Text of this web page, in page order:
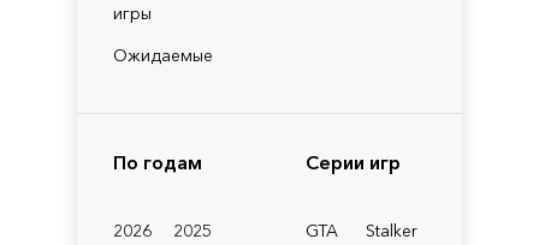
игры
Ожидаемые
По годам
2026
2025
Серии игр
GTA
Stalker